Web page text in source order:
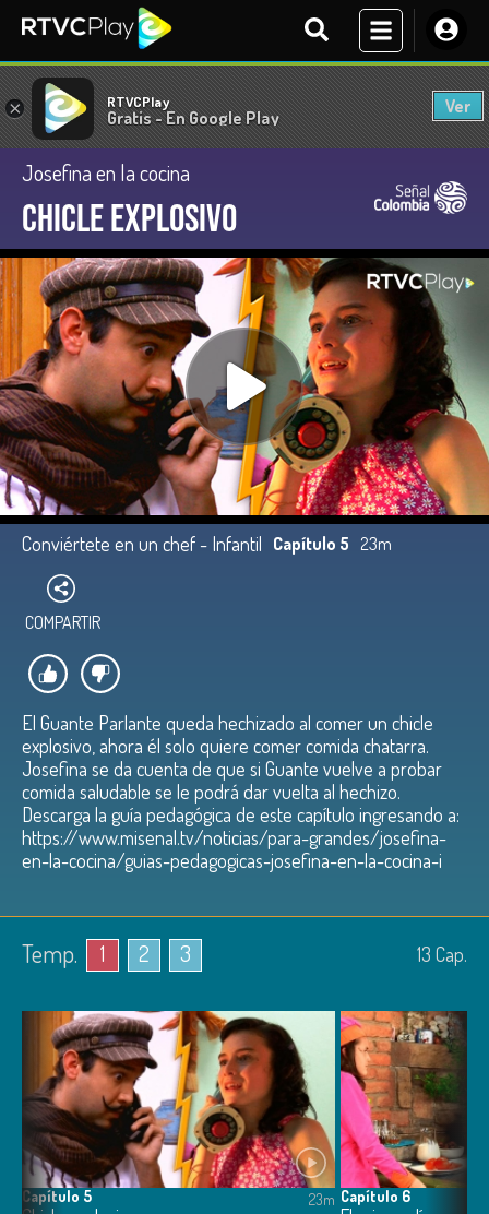
× RTVCPlay
Gratis - En Google Play
Ver
Josefina en la cocina
Chicle explosivo
Conviértete en un chef - Infantil Capítulo 5 23m
COMPARTIR
El Guante Parlante queda hechizado al comer un chicle
explosivo, ahora él solo quiere comer comida chatarra.
Josefina se da cuenta de que si Guante vuelve a probar
comida saludable se le podrá dar vuelta al hechizo.
Descarga la guía pedagógica de este capítulo ingresando a:
https://www.misenal.tv/noticias/para-grandes/josefina-
en-la-cocina/guias-pedagogicas-josefina-en-la-cocina-i
Temp. 1 2 3 13 Cap.
Capítulo 5 23m Capítulo 6